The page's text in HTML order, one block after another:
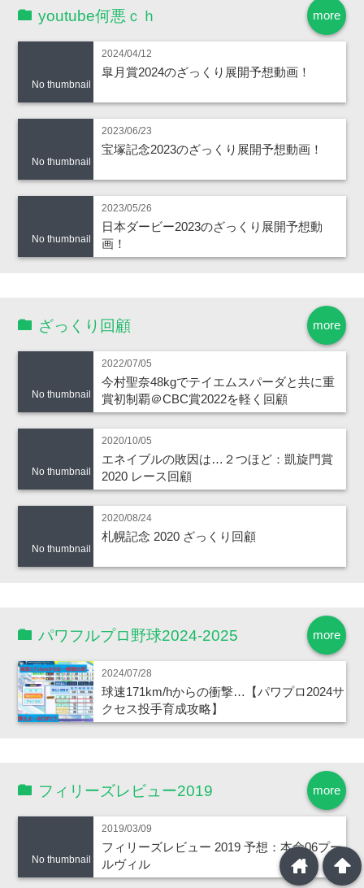
more
youtube何悪ｃｈ
No thumbnail
2024/04/12
皐月賞2024のざっくり展開予想動画！
No thumbnail
2023/06/23
宝塚記念2023のざっくり展開予想動画！
No thumbnail
2023/05/26
日本ダービー2023のざっくり展開予想動
画！
more
ざっくり回顧
No thumbnail
2022/07/05
今村聖奈48kgでテイエムスパーダと共に重
賞初制覇＠CBC賞2022を軽く回顧
No thumbnail
2020/10/05
エネイブルの敗因は…２つほど：凱旋門賞
2020 レース回顧
No thumbnail
2020/08/24
札幌記念 2020 ざっくり回顧
more
パワフルプロ野球2024-2025
2024/07/28
球速171km/hからの衝撃…【パワプロ2024サ
クセス投手育成攻略】
more
フィリーズレビュー2019
No thumbnail
2019/03/09
フィリーズレビュー 2019 予想：本命06プー
ルヴィル
arrowup
home